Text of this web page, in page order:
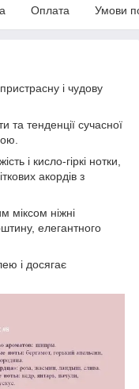
Оплата Умови
і чудову
та тенденції сучасної
і кисло-гіркі нотки,
акордів з
міксом ніжні
елегантного
і досягає